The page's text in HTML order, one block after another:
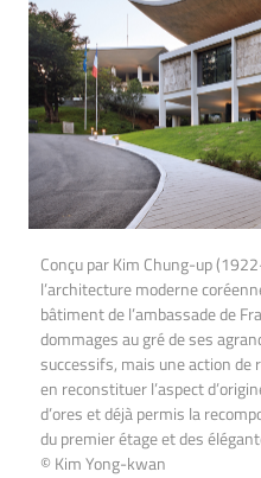
Conçu par Kim Chung-up
l’architecture moderne
bâtiment de l’ambassade de
dommages au gré de ses
successifs, mais une action
en reconstituer l’aspect
d’ores et déjà permis la
du premier étage et des
© Kim Yong-kwan